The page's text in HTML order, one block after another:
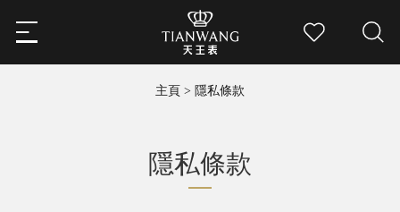
主頁 > 隱私條款
隱私條款